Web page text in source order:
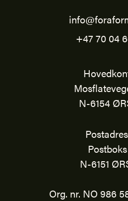
+47 70 04
N-6154
N-6151
Org. nr. NO 986